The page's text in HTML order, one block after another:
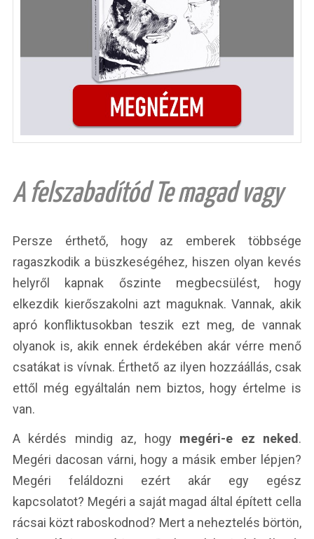
A felszabadítód Te magad vagy
Persze érthető, hogy az emberek többsége
ragaszkodik a büszkeségéhez, hiszen olyan kevés
helyről kapnak őszinte megbecsülést, hogy
elkezdik kierőszakolni azt maguknak. Vannak, akik
apró konfliktusokban teszik ezt meg, de vannak
olyanok is, akik ennek érdekében akár vérre menő
csatákat is vívnak. Érthető az ilyen hozzáállás, csak
ettől még egyáltalán nem biztos, hogy értelme is
van.
A kérdés mindig az, hogy megéri-e ez neked .
Megéri dacosan várni, hogy a másik ember lépjen?
Megéri feláldozni ezért akár egy egész
kapcsolatot? Megéri a saját magad által épített cella
rácsai közt raboskodnod? Mert a neheztelés börtön,